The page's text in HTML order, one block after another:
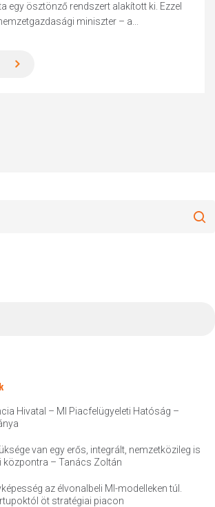
egy ösztönző rendszert alakított ki. Ezzel
miniszter – a...
Hivatal – MI Piacfelügyeleti Hatóság –
van egy erős, integrált, nemzetközileg is
központra – Tanács Zoltán
az élvonalbeli MI-modelleken túl.
öt stratégiai piacon